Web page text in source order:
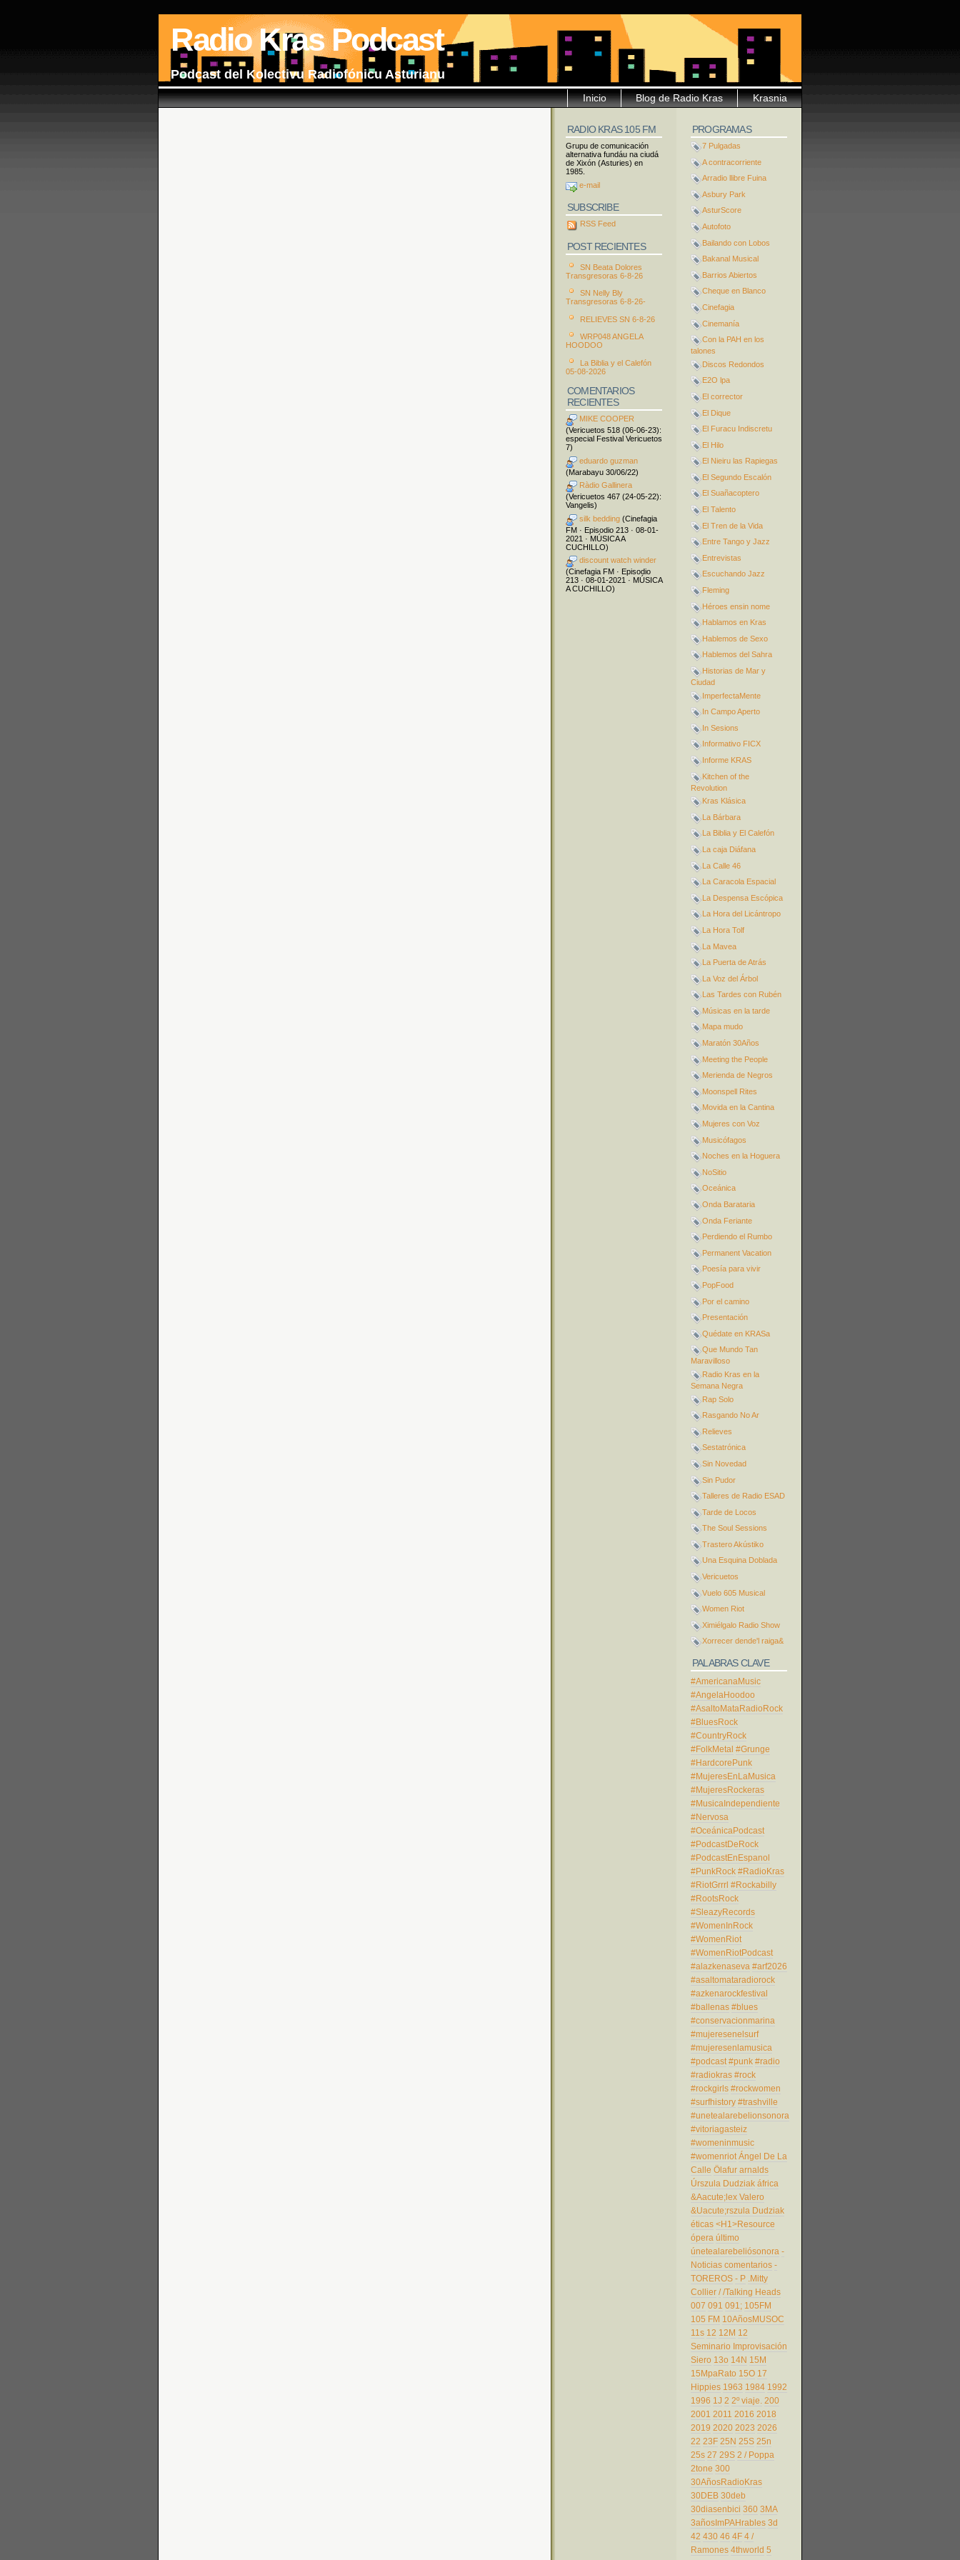
Radio Kras Podcast
Podcast del Kolectivu Radiofónicu Asturianu
Krasnia
Blog de Radio Kras
Inicio
PROGRAMAS
7 Pulgadas
A contracorriente
Arradio llibre Fuina
Asbury Park
AsturScore
Autofoto
Bailando con Lobos
Bakanal Musical
Barrios Abiertos
Cheque en Blanco
Cinefagia
Cinemanía
Con la PAH en los
talones
Discos Redondos
E2O lpa
El corrector
El Dique
El Furacu Indiscretu
El Hilo
El Nieiru las Rapiegas
El Segundo Escalón
El Suañacoptero
El Talento
El Tren de la Vida
Entre Tango y Jazz
Entrevistas
Escuchando Jazz
Fleming
Héroes ensin nome
Hablamos en Kras
Hablemos de Sexo
Hablemos del Sahra
Historias de Mar y
Ciudad
ImperfectaMente
In Campo Aperto
In Sesions
Informativo FICX
Informe KRAS
Kitchen of the
Revolution
Kras Klásica
La Bárbara
La Biblia y El Calefón
La caja Diáfana
La Calle 46
La Caracola Espacial
La Despensa Escópica
La Hora del Licántropo
La Hora Tolf
La Mavea
La Puerta de Atrás
La Voz del Árbol
Las Tardes con Rubén
Músicas en la tarde
Mapa mudo
Maratón 30Años
Meeting the People
Merienda de Negros
Moonspell Rites
Movida en la Cantina
Mujeres con Voz
Musicófagos
Noches en la Hoguera
NoSitio
Oceánica
Onda Barataria
Onda Feriante
Perdiendo el Rumbo
Permanent Vacation
Poesía para vivir
PopFood
Por el camino
Presentación
Quédate en KRASa
Que Mundo Tan
Maravilloso
Radio Kras en la
Semana Negra
Rap Solo
Rasgando No Ar
Relieves
Sestatrónica
Sin Novedad
Sin Pudor
Talleres de Radio ESAD
Tarde de Locos
The Soul Sessions
Trastero Akústiko
Una Esquina Doblada
Vericuetos
Vuelo 605 Musical
Women Riot
Ximiélgalo Radio Show
Xorrecer dende'l raiga&
PALABRAS CLAVE
#AmericanaMusic
#AngelaHoodoo
#AsaltoMataRadioRock
#BluesRock
#CountryRock
#FolkMetal #Grunge
#HardcorePunk
#MujeresEnLaMusica
#MujeresRockeras
#MusicaIndependiente
#Nervosa
#OceánicaPodcast
#PodcastDeRock
#PodcastEnEspanol
#PunkRock #RadioKras
#RiotGrrrl #Rockabilly
#RootsRock
#SleazyRecords
#WomenInRock
#WomenRiot
#WomenRiotPodcast
#alazkenaseva #arf2026
#asaltomataradiorock
#azkenarockfestival
#ballenas #blues
#conservacionmarina
#mujeresenelsurf
#mujeresenlamusica
#podcast #punk #radio
#radiokras #rock
#rockgirls #rockwomen
#surfhistory #trashville
#unetealarebelionsonora
#vitoriagasteiz
#womeninmusic
#womenriot Ángel De La
Calle Ölafur arnalds
Úrszula Dudziak áfrica
&Aacute;lex Valero
&Uacute;rszula Dudziak
éticas <H1>Resource
ópera último
únetealarebeliósonora -
Noticias comentarios -
TOREROS - P .Mitty
Collier / /Talking Heads
007 091 091; 105FM
105 FM 10AñosMUSOC
11s 12 12M 12
Seminario Improvisación
Siero 13o 14N 15M
15MpaRato 15O 17
Hippies 1963 1984 1992
1996 1J 2 2º viaje. 200
2001 2011 2016 2018
2019 2020 2023 2026
22 23F 25N 25S 25n
25s 27 29S 2 / Poppa
2tone 300
30AñosRadioKras
30DEB 30deb
30diasenbici 360 3MA
3añosImPAHrables 3d
42 430 46 4F 4 /
Ramones 4thworld 5
RADIO KRAS 105 FM
Grupu de comunicación
alternativa fundáu na ciudá
de Xixón (Asturies) en
1985.
e-mail
SUBSCRIBE
RSS Feed
POST RECIENTES
SN Beata Dolores
Transgresoras 6-8-26
SN Nelly Bly
Transgresoras 6-8-26-
RELIEVES SN 6-8-26
WRP048 ANGELA
HOODOO
La Biblia y el Calefón
05-08-2026
COMENTARIOS
RECIENTES
MIKE COOPER
(Vericuetos 518 (06-06-23):
especial Festival Vericuetos
7)
eduardo guzman
(Marabayu 30/06/22)
Ràdio Gallinera
(Vericuetos 467 (24-05-22):
Vangelis)
silk bedding (Cinefagia
FM · Episodio 213 · 08-01-
2021 · MÚSICA A
CUCHILLO)
discount watch winder
(Cinefagia FM · Episodio
213 · 08-01-2021 · MÚSICA
A CUCHILLO)